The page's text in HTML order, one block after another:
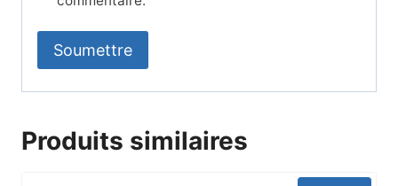
Produits similaires